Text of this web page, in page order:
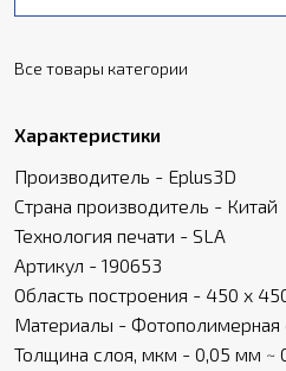
Все товары категории
Характеристики
Производитель - Eplus3D
Страна производитель - Китай
Технология печати - SLA
Артикул - 190653
Область построения - 450 x
Материалы - Фотополимерная
Толщина слоя, мкм - 0,05 мм ~